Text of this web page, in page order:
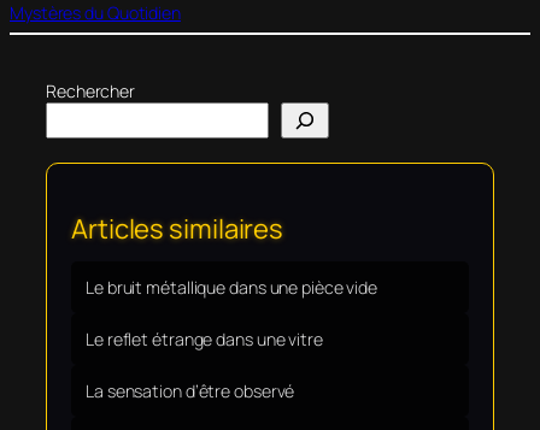
Mystères du Quotidien
Rechercher
Articles similaires
Le bruit métallique dans une pièce vide
Le reflet étrange dans une vitre
La sensation d’être observé